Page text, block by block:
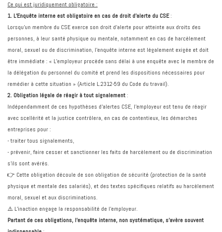
Ce qui est juridiquement obligatoire :
1. L’Enquête interne est obligatoire en cas de droit d’alerte du CSE:
Lorsqu’un membre du CSE exerce son droit d’alerte pour atteinte aux droits des
personnes, à leur santé physique ou mentale, notamment en cas de harcèlement
moral, sexuel ou de discrimination, l’enquête interne est légalement exigée et doit
être immédiate : « L’employeur procède sans délai à une enquête avec le membre de
la délégation du personnel du comité et prend les dispositions nécessaires pour
remédier à cette situation » (Article L.2312-59 du Code du travail).
2. Obligation légale de réagir à tout signalement:
Indépendamment de ces hypothèses d’alertes CSE, l’employeur est tenu de réagir
avec scellérité et la justice contrôlera, en cas de contentieux, les démarches
entreprises pour :
- traiter tous signalements,
- prévenir, faire cesser et sanctionner les faits de harcèlement ou de discrimination
s'ils sont avérés.
👉 Cette obligation découle de son obligation de sécurité (protection de la santé
physique et mentale des salariés), et des textes spécifiques relatifs au harcèlement
moral, sexuel et aux discriminations.
⚠️ L’inaction engage la responsabilité de l’employeur.
Partant de ces obligations, l’enquête interne, non systématique, s’avère souvent